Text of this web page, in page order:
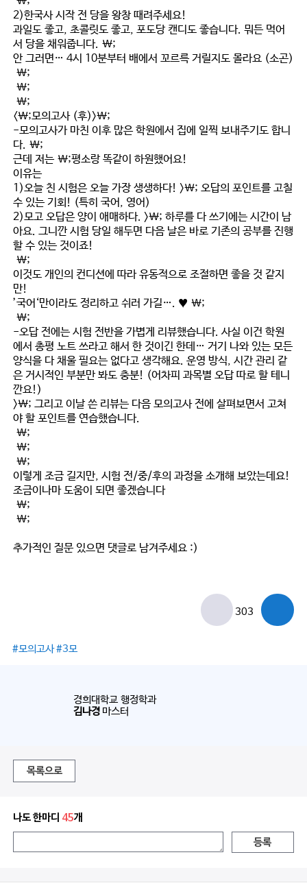
2)한국사 시작 전 당을 왕창 때려주세요!
과일도 좋고, 초콜릿도 좋고, 포도당 캔디도 좋습니다. 뭐든 먹어
서 당을 채워줍니다. \;
안 그러면… 4시 10분부터 배에서 꼬르륵 거릴지도 몰라요 (소곤)
\;
\;
\;
<\;모의고사 (후)>\;
-모의고사가 마친 이후 많은 학원에서 집에 일찍 보내주기도 합니
다. \;
근데 저는 \;평소랑 똑같이 하원했어요!
이유는
1)오늘 친 시험은 오늘 가장 생생하다! >\; 오답의 포인트를 고칠
수 있는 기회! (특히 국어, 영어)
2)모고 오답은 양이 애매하다. >\; 하루를 다 쓰기에는 시간이 남
아요. 그니깐 시험 당일 해두면 다음 날은 바로 기존의 공부를 진행
할 수 있는 것이죠!
\;
이것도 개인의 컨디션에 따라 유동적으로 조절하면 좋을 것 같지
만!
’국어‘만이라도 정리하고 쉬러 가길…. ♥ \;
\;
-오답 전에는 시험 전반을 가볍게 리뷰했습니다. 사실 이건 학원
에서 총평 노트 쓰라고 해서 한 것이긴 한데… 거기 나와 있는 모든
양식을 다 채울 필요는 없다고 생각해요. 운영 방식, 시간 관리 같
은 거시적인 부분만 봐도 충분! (어차피 과목별 오답 따로 할 테니
깐요!)
>\; 그리고 이날 쓴 리뷰는 다음 모의고사 전에 살펴보면서 고쳐
야 할 포인트를 연습했습니다.
\;
\;
\;
이렇게 조금 길지만, 시험 전/중/후의 과정을 소개해 보았는데요!
조금이나마 도움이 되면 좋겠습니다
\;
\;
추가적인 질문 있으면 댓글로 남겨주세요 :)
303
#모의고사 #3모
경희대학교 행정학과
김나경마스터
목록으로
나도 한마디 45개
등록